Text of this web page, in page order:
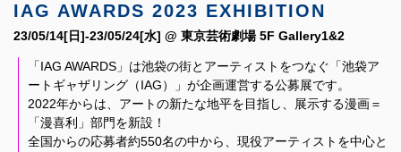
IAG AWARDS 2023 EXHIBITION
23/05/14[日]-23/05/24[水] @ 東京芸術劇場 5F Gallery1&2
「IAG AWARDS」は池袋の街とアーティストをつなぐ「池袋ア
ートギャザリング（IAG）」が企画運営する公募展です。
2022年からは、アートの新たな地平を目指し、展示する漫画＝
「漫喜利」部門を新設！
全国からの応募者約550名の中から、現役アーティストを中心と